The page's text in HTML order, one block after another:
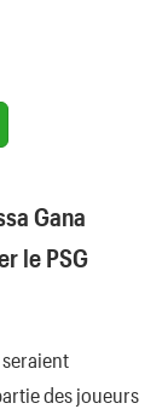
Gana
le PSG
seraient
des joueurs